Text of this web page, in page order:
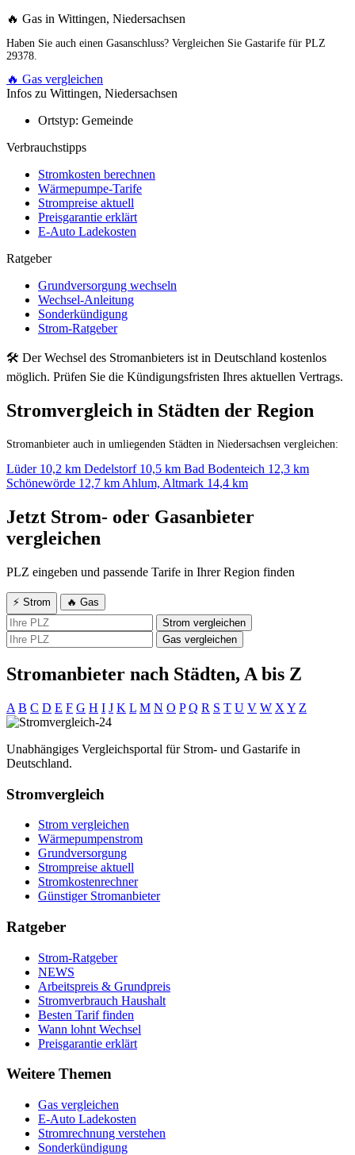
🔥 Gas in Wittingen, Niedersachsen
Haben Sie auch einen Gasanschluss? Vergleichen Sie Gastarife für PLZ
29378.
🔥 Gas vergleichen
Infos zu Wittingen, Niedersachsen
Ortstyp: Gemeinde
Verbrauchstipps
Stromkosten berechnen
Wärmepumpe-Tarife
Strompreise aktuell
Preisgarantie erklärt
E-Auto Ladekosten
Ratgeber
Grundversorgung wechseln
Wechsel-Anleitung
Sonderkündigung
Strom-Ratgeber
🛠 Der Wechsel des Stromanbieters ist in Deutschland kostenlos
möglich. Prüfen Sie die Kündigungsfristen Ihres aktuellen Vertrags.
Stromvergleich in Städten der Region
Stromanbieter auch in umliegenden Städten in Niedersachsen vergleichen:
Lüder 10,2 km Dedelstorf 10,5 km Bad Bodenteich 12,3 km
Schönewörde 12,7 km Ahlum, Altmark 14,4 km
Jetzt Strom- oder Gasanbieter
vergleichen
PLZ eingeben und passende Tarife in Ihrer Region finden
⚡ Strom
🔥 Gas
Strom vergleichen
Gas vergleichen
Stromanbieter nach Städten, A bis Z
A B C D E F G H I J K L M N O P Q R S T U V W X Y Z
Unabhängiges Vergleichsportal für Strom- und Gastarife in
Deutschland.
Stromvergleich
Strom vergleichen
Wärmepumpenstrom
Grundversorgung
Strompreise aktuell
Stromkostenrechner
Günstiger Stromanbieter
Ratgeber
Strom-Ratgeber
NEWS
Arbeitspreis & Grundpreis
Stromverbrauch Haushalt
Besten Tarif finden
Wann lohnt Wechsel
Preisgarantie erklärt
Weitere Themen
Gas vergleichen
E-Auto Ladekosten
Stromrechnung verstehen
Sonderkündigung